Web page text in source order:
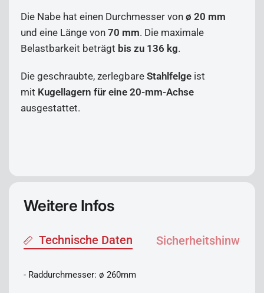
Die Nabe hat einen Durchmesser vonø 20 mm
und eine Länge von70 mm. Die maximale
Belastbarkeit beträgt bis zu 136 kg.
Die geschraubte, zerlegbareStahlfelge ist
mit Kugellagern für eine 20-mm-Achse
ausgestattet.
Weitere Infos
Technische Daten Sicherheitshinweise
- Raddurchmesser: ø 260mm